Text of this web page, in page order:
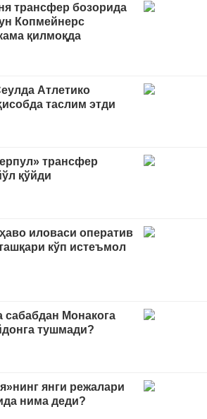
трансфер бозорида
Копмейнерс
қилмоқда
Атлетико
таслим этди
трансфер
қўйди
иловаси оператив
кўп истеъмол
сабабдан Монакога
тушмади?
янги режалари
нима деди?